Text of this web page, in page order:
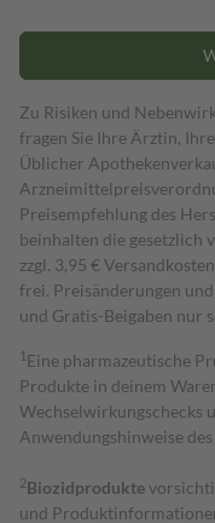
Zu Risiken und
fragen Sie Ihre Ärztin,
Üblicher
Preisempfehlung des
beinhalten die gesetzlich
zzgl. 3,95 €
frei. Preisänderungen
und Gratis-Beigaben nur
1 Eine pharmazeutische
Produkte in deinem
Wechselwirkungschecks
Anwendungshinweise
2Biozidprodukte
und